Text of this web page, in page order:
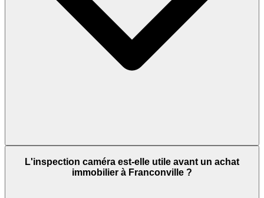
L'inspection caméra est-elle utile avant un achat
immobilier à Franconville ?